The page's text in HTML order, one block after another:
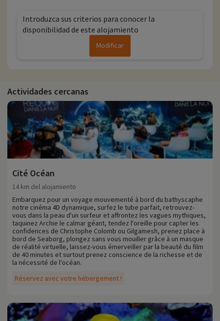
Introduzca sus criterios para conocer la
disponibilidad de este alojamiento
Modificar
Actividades cercanas
Cité Océan
Réservez avec votre hébergement !
14 km del alojamiento
Embarquez pour un voyage mouvementé à bord du bathyscaphe
notre cinéma 4D dynamique, surfez le tube parfait, retrouvez-
vous dans la peau d'un surfeur et affrontez les vagues mythiques,
taquinez Archie le calmar géant, tendez l'oreille pour capter les
confidences de Christophe Colomb ou Gilgamesh, prenez place à
bord de Seaborg, plongez sans vous mouiller grâce à un masque
de réalité virtuelle, laissez-vous émerveiller par la beauté du film
de 40 minutes et surtout prenez conscience de la richesse et de
la nécessité de l'océan.